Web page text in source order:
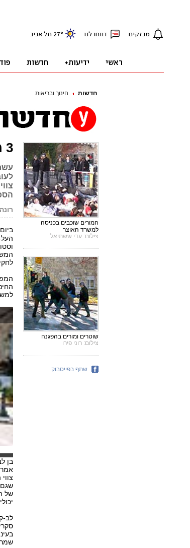
חדשות חינוך ובריאות
3 מורים עוכבו בהפגנה מול משרד האוצר
בן
שגם
של
לב-
המורים שוכבים בכניסה
למשרד האוצר
צילום: עדי ששתיאל
שוטרים ומורים בהפגנה
צילום: רוני פירו
שתף בפייסבוק